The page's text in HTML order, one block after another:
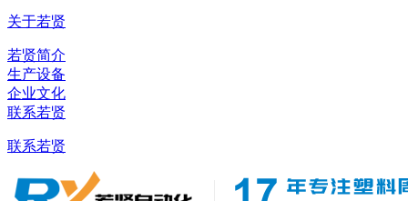
关于若贤
若贤简介
生产设备
企业文化
联系若贤
联系若贤